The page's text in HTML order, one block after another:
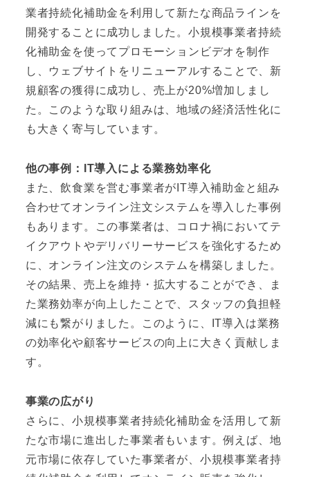
業者持続化補助金を利用して新たな商品ラインを
開発することに成功しました。小規模事業者持続
化補助金を使ってプロモーションビデオを制作
し、ウェブサイトをリニューアルすることで、新
規顧客の獲得に成功し、売上が20%増加しまし
た。このような取り組みは、地域の経済活性化に
も大きく寄与しています。
他の事例：IT導入による業務効率化
また、飲食業を営む事業者がIT導入補助金と組み
合わせてオンライン注文システムを導入した事例
もあります。この事業者は、コロナ禍においてテ
イクアウトやデリバリーサービスを強化するため
に、オンライン注文のシステムを構築しました。
その結果、売上を維持・拡大することができ、ま
た業務効率が向上したことで、スタッフの負担軽
減にも繋がりました。このように、IT導入は業務
の効率化や顧客サービスの向上に大きく貢献しま
す。
事業の広がり
さらに、小規模事業者持続化補助金を活用して新
たな市場に進出した事業者もいます。例えば、地
元市場に依存していた事業者が、小規模事業者持